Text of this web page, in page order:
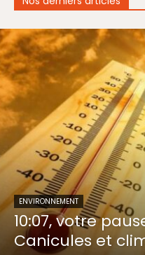
ENVIRONNEMENT
10:07, votre
Canicules et